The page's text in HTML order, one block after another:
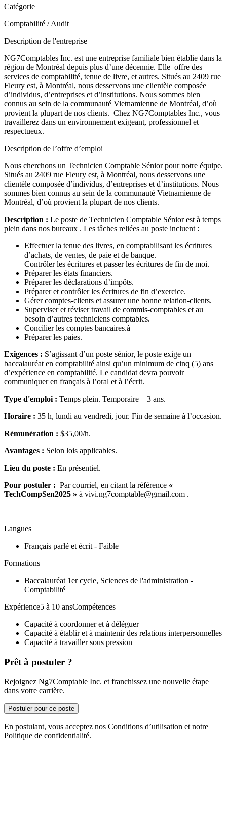
Catégorie
Comptabilité / Audit
Description de l'entreprise
NG7Comptables Inc. est une entreprise familiale bien établie dans la
région de Montréal depuis plus d’une décennie. Elle offre des
services de comptabilité, tenue de livre, et autres. Situés au 2409 rue
Fleury est, à Montréal, nous desservons une clientèle composée
d’individus, d’entreprises et d’institutions. Nous sommes bien
connus au sein de la communauté Vietnamienne de Montréal, d’où
provient la plupart de nos clients. Chez NG7Comptables Inc., vous
travaillerez dans un environnement exigeant, professionnel et
respectueux.
Description de l’offre d’emploi
Nous cherchons un Technicien Comptable Sénior pour notre équipe.
Situés au 2409 rue Fleury est, à Montréal, nous desservons une
clientèle composée d’individus, d’entreprises et d’institutions. Nous
sommes bien connus au sein de la communauté Vietnamienne de
Montréal, d’où provient la plupart de nos clients.
Description : Le poste de Technicien Comptable Sénior est à temps
plein dans nos bureaux . Les tâches reliées au poste incluent :
Effectuer la tenue des livres, en comptabilisant les écritures
d’achats, de ventes, de paie et de banque.
Contrôler les écritures et passer les écritures de fin de moi.
Préparer les états financiers.
Préparer les déclarations d’impôts.
Préparer et contrôler les écritures de fin d’exercice.
Gérer comptes-clients et assurer une bonne relation-clients.
Superviser et réviser travail de commis-comptables et au
besoin d’autres techniciens comptables.
Concilier les comptes bancaires.à
Préparer les paies.
Exigences : S’agissant d’un poste sénior, le poste exige un
baccalauréat en comptabilité ainsi qu’un minimum de cinq (5) ans
d’expérience en comptabilité. Le candidat devra pouvoir
communiquer en français à l’oral et à l’écrit.
Type d'emploi : Temps plein. Temporaire – 3 ans.
Horaire : 35 h, lundi au vendredi, jour. Fin de semaine à l’occasion.
Rémunération : $35,00/h.
Avantages : Selon lois applicables.
Lieu du poste : En présentiel.
Pour postuler : Par courriel, en citant la référence «
TechCompSen2025 » à vivi.ng7comptable@gmail.com .
Langues
Français parlé et écrit - Faible
Formations
Baccalauréat 1er cycle, Sciences de l'administration -
Comptabilité
Expérience5 à 10 ansCompétences
Capacité à coordonner et à déléguer
Capacité à établir et à maintenir des relations interpersonnelles
Capacité à travailler sous pression
Prêt à postuler ?
Rejoignez Ng7Comptable Inc. et franchissez une nouvelle étape
dans votre carrière.
Postuler pour ce poste
En postulant, vous acceptez nos Conditions d’utilisation et notre
Politique de confidentialité.